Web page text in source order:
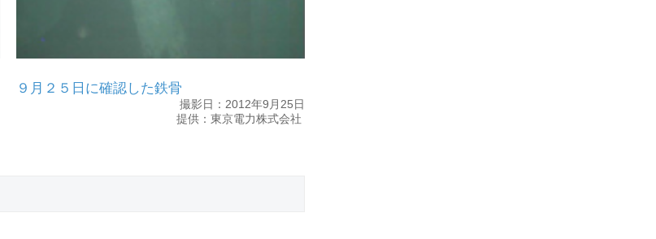
９月２５日に確認した鉄骨
撮影日：2012年9月25日
提供：東京電力株式会社